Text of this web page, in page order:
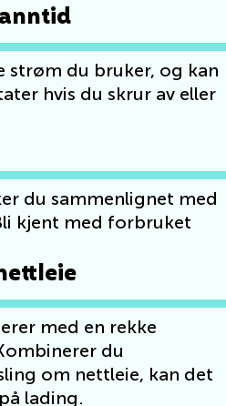
strøm du bruker, og kan
hvis du skrur av eller
du sammenlignet med
kjent med forbruket
med en rekke
du
om nettleie, kan det
lading.